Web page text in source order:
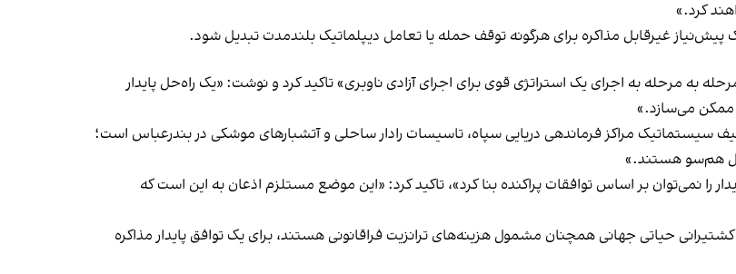
کرد.»
پیش‌نیاز غیرقابل مذاکره برای هرگونه توقف حمله یا تعامل دیپلماتیک بلندمدت تبدیل شود.
به مرحله به اجرای یک استراتژی قوی برای اجرای آزادی ناوبری»‌ تاکید کرد و نوشت: «یک راه‌حل پایدار
ممکن می‌سازد.»
سیستماتیک مراکز فرماندهی دریایی سپاه، تاسیسات رادار ساحلی و آتشبارهای موشکی در بندرعباس است؛
هم‌سو هستند.»
را نمی‌توان بر اساس توافقات پراکنده بنا کرد»، تاکید کرد: «این موضع مستلزم اذعان به این است که
حیاتی جهانی همچنان مشمول هزینه‌های ترانزیت فراقانونی هستند، برای یک توافق پایدار مذاکره